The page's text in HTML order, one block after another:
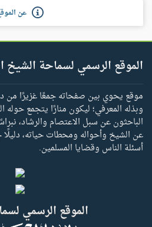
عن
الموقع الرسمي لسماحة الشيخ
موقع يحوي بين صفحاته جمعًا غزيرًا من
وبذله المعرفي؛ ليكون منارًا يتجمع حوله
الباحثون عن سبل الاعتصام والرشاد،
عن الشيخ وأحواله ومحطات حياته، دليلًا
أسئلة الناس وقضايا المسلمين.
الموقع الرسمي